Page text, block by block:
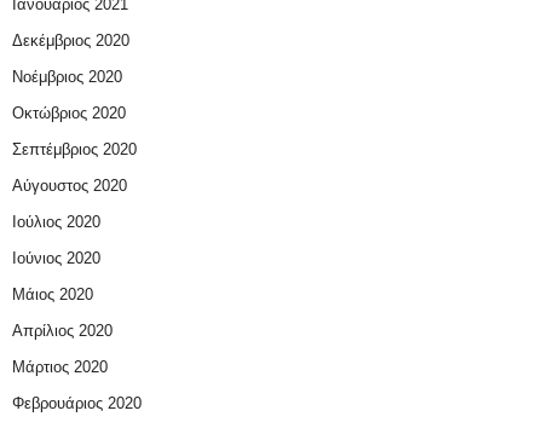
Ιανουάριος 2021
Δεκέμβριος 2020
Νοέμβριος 2020
Οκτώβριος 2020
Σεπτέμβριος 2020
Αύγουστος 2020
Ιούλιος 2020
Ιούνιος 2020
Μάιος 2020
Απρίλιος 2020
Μάρτιος 2020
Φεβρουάριος 2020